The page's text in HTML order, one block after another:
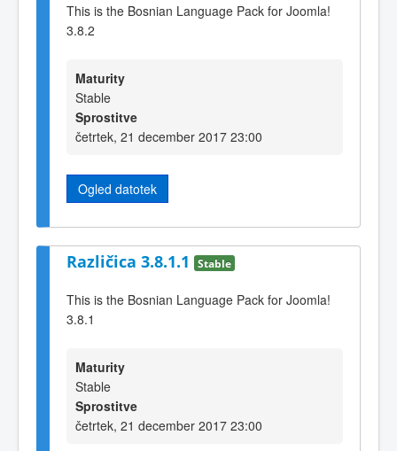
This is the Bosnian Language Pack for Joomla!
3.8.2
Maturity
Stable
Sprostitve
četrtek, 21 december 2017 23:00
Ogled datotek
Različica 3.8.1.1 Stable
This is the Bosnian Language Pack for Joomla!
3.8.1
Maturity
Stable
Sprostitve
četrtek, 21 december 2017 23:00